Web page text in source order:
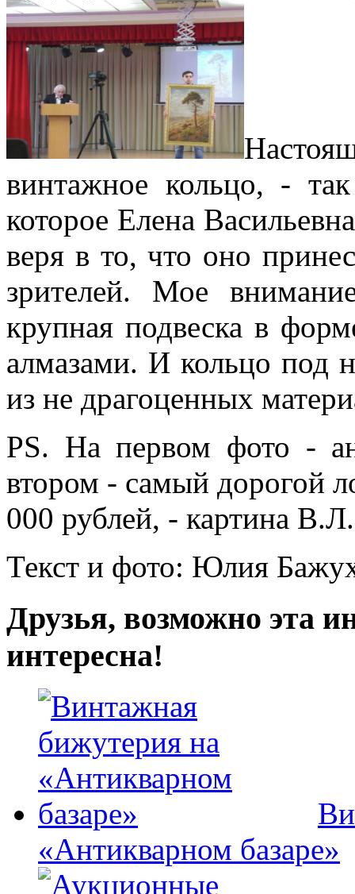
винтажное кольцо, -
которое Елена
веря в то, что оно
зрителей. Мое
крупная подвеска в
алмазами. И кольцо под
из не драгоценных
PS. На первом фото -
втором - самый дорогой
000 рублей, - картина
Текст и фото: Юлия
Друзья, возможно эта
интересна!
«Антикварном базаре»